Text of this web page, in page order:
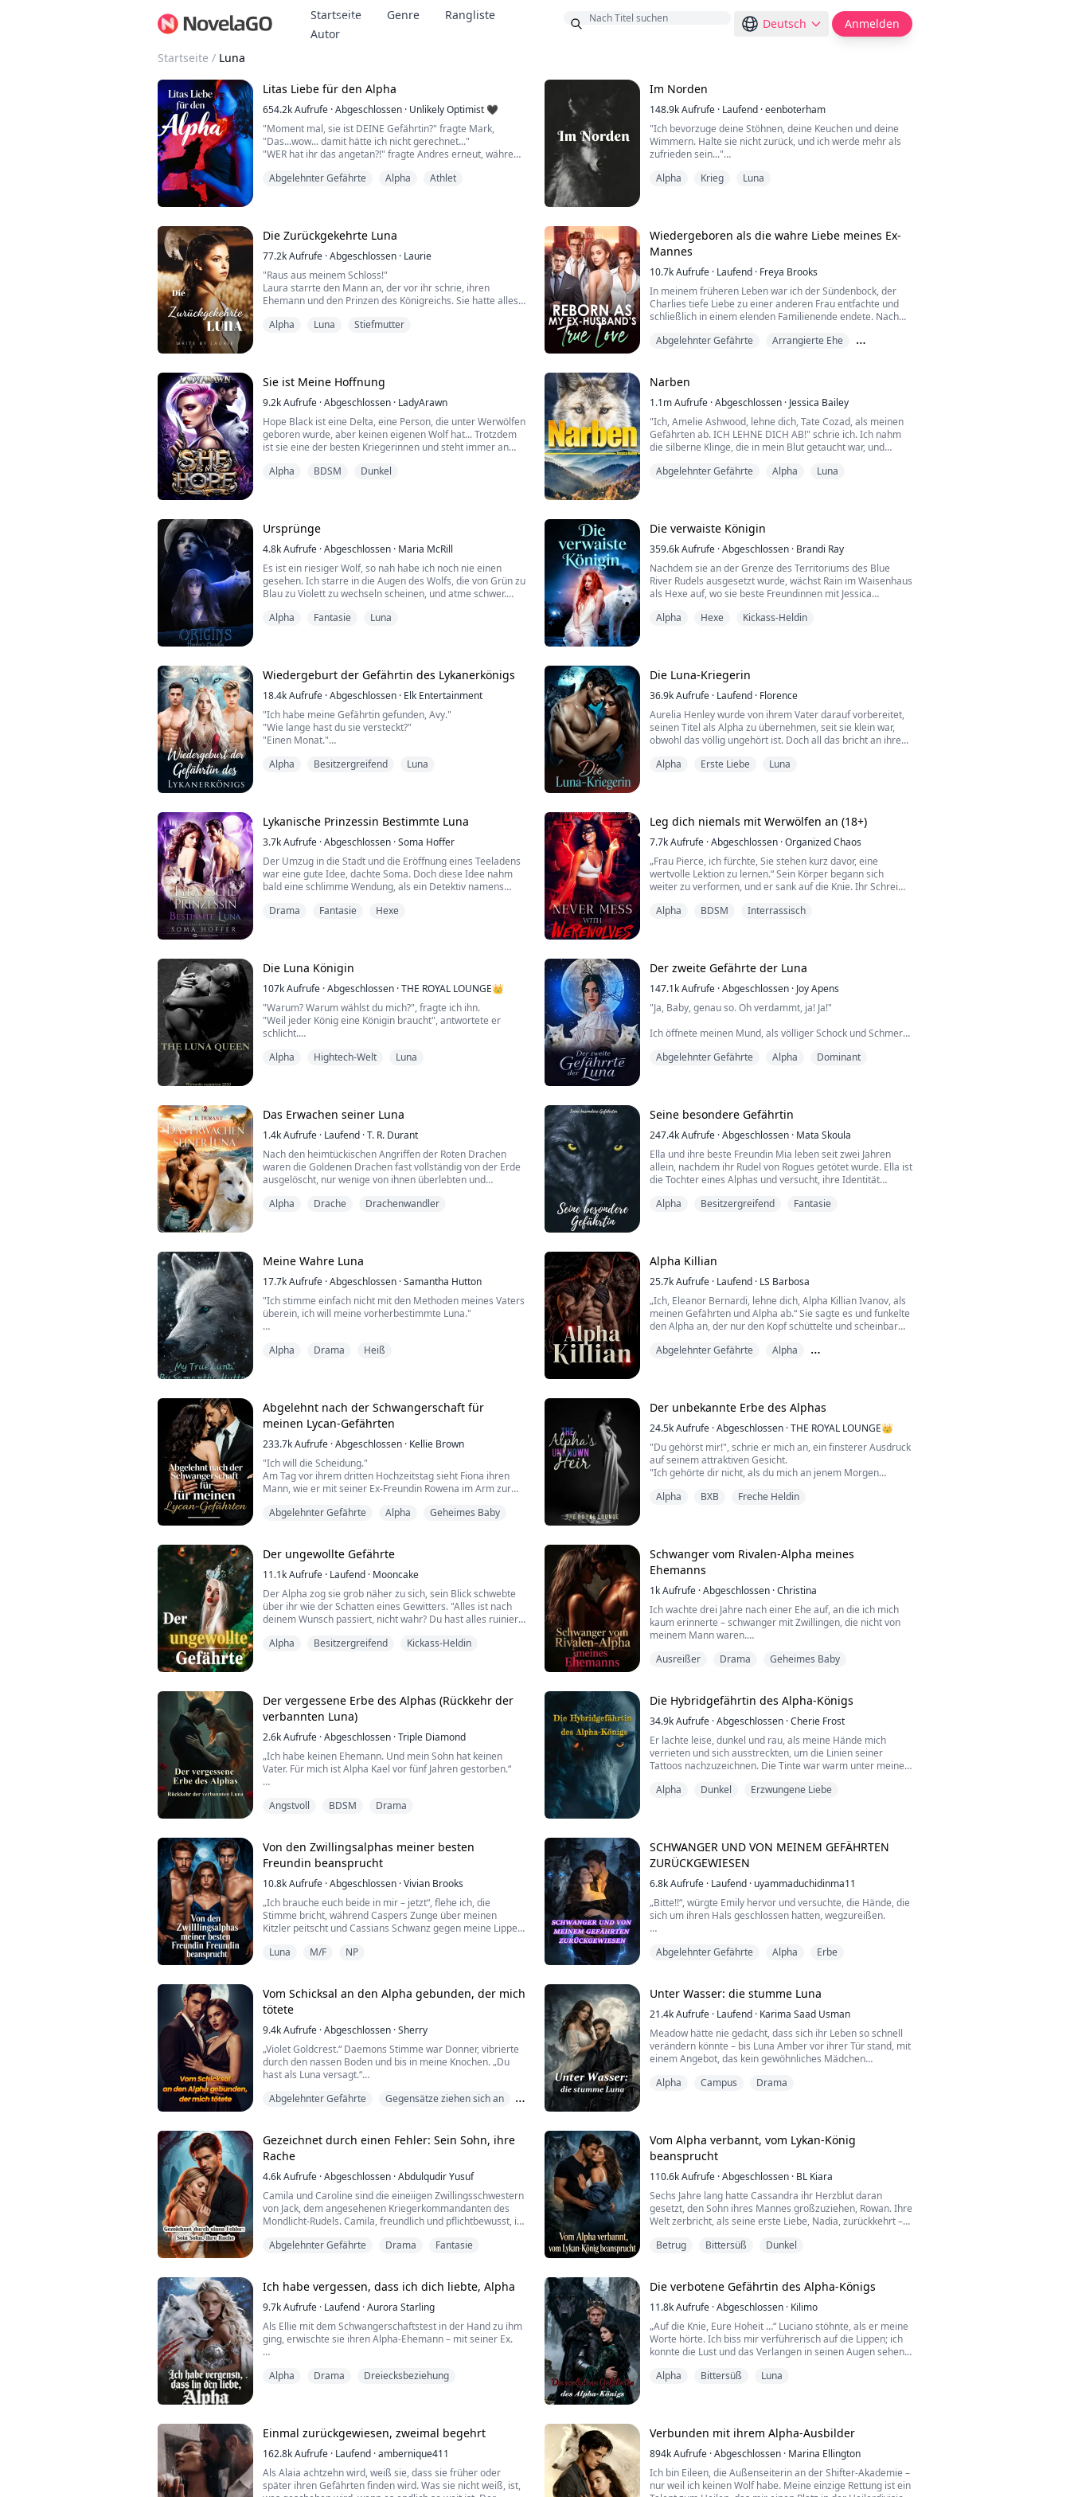
Startseite Genre
Rangliste
Autor
Bonus Deutsch Anmelden
Startseite / Luna
Litas Liebe für den Alpha
654.2kAufrufe ·Abgeschlossen · Unlikely Optimist 🖤
"Moment mal, sie ist DEINE Gefährtin?" fragte Mark,
"Das...wow... damit hätte ich nicht gerechnet..."
"WER hat ihr das angetan?!" fragte Andres erneut, während
Ihre Verletzungen wurden mit jeder Minute dunkler.
"Ich habe den Arzt gerufen. Denkst du, es ist innere
Blutung?"
Stace ...
Abgelehnter Gefährte Alpha Athlet
Im Norden
148.9kAufrufe · Laufend ·eenboterham
"Ich bevorzuge deine Stöhnen, deine Keuchen und deine
Wimmern. Halte sie nicht zurück, und ich werde mehr als
zufrieden sein..."
und spielen mit den Enden. Seine Hände gleiten meinen
Alpha Krieg Luna
Die Zurückgekehrte Luna
77.2kAufrufe ·Abgeschlossen · Laurie
"Raus aus meinem Schloss!"
Laura starrte den Mann an, der vor ihr schrie, ihren
Ehemann und den Prinzen des Königreichs. Sie hatte alles
trotzdem. Denn sie war nicht seine Gefährtin.
Jetzt ist sie nicht me...
Alpha Luna Stiefmutter
Wiedergeboren als die wahre Liebe meines Ex-
Mannes
10.7kAufrufe · Laufend · Freya Brooks
In meinem früheren Leben war ich der Sündenbock, der
Charlies tiefe Liebe zu einer anderen Frau entfachte und
schließlich in einem elenden Familienende endete. Nach
darauf zu warten, dass Peiheng die Scheidung einreicht.
Leben kaum n...
Abgelehnter Gefährte
Arrangierte Ehe
Sie ist Meine Hoffnung
9.2kAufrufe ·Abgeschlossen · LadyArawn
Hope Black ist eine Delta, eine Person, die unter Werwölfen
geboren wurde, aber keinen eigenen Wolf hat... Trotzdem
ist sie eine der besten Kriegerinnen und steht immer an
Mit der Chance, im großen königlichen Lykaner-Schloss zu
Alpha BDSM Dunkel
Narben
1.1mAufrufe ·Abgeschlossen · Jessica Bailey
"Ich, Amelie Ashwood, lehne dich, Tate Cozad, als meinen
Gefährten ab. ICH LEHNE DICH AB!" schrie ich. Ich nahm
die silberne Klinge, die in mein Blut getaucht war, und
Nach Jahren zusammen st...
Abgelehnter Gefährte Alpha Luna
Ursprünge
4.8kAufrufe ·Abgeschlossen · Maria McRill
Es ist ein riesiger Wolf, so nah habe ich noch nie einen
gesehen. Ich starre in die Augen des Wolfs, die von Grün zu
Blau zu Violett zu wechseln scheinen, und atme schwer.
mir eigentlich egal. Fast hoffe ich, dass der Wolf mir diesen
"Du wirst mich dazu bringen, m...
Alpha Fantasie Luna
Die verwaiste Königin
359.6kAufrufe ·Abgeschlossen · Brandi Ray
Nachdem sie an der Grenze des Territoriums des Blue
River Rudels ausgesetzt wurde, wächst Rain im Waisenhaus
als Hexe auf, wo sie beste Freundinnen mit Jessica
Jessicas siebzehntem Geburtstag erzählt Jessica Rain, dass
Alpha Hexe Kickass-Heldin
Wiedergeburt der Gefährtin des Lykanerkönigs
18.4kAufrufe ·Abgeschlossen · Elk Entertainment
"Ich habe meine Gefährtin gefunden, Avy."
"Wie lange hast du sie versteckt?"
"Einen Monat."
mich zu informieren!"
gehen oder bleiben kann, also muss ich sie vor jeglichem
Schaden ...
Alpha Besitzergreifend Luna
Die Luna-Kriegerin
36.9kAufrufe · Laufend · Florence
Aurelia Henley wurde von ihrem Vater darauf vorbereitet,
seinen Titel als Alpha zu übernehmen, seit sie klein war,
obwohl das völlig ungehört ist. Doch all das bricht an ihrem
nur in dem Glauben gelassen hat. Stattdessen hat er sie zu
Alpha Erste Liebe Luna
Lykanische Prinzessin Bestimmte Luna
3.7kAufrufe ·Abgeschlossen ·Soma Hoffer
Der Umzug in die Stadt und die Eröffnung eines Teeladens
war eine gute Idee, dachte Soma. Doch diese Idee nahm
bald eine schlimme Wendung, als ein Detektiv namens
zwischen ihm und Oliver Stone, dem Alpha des Blood Moon
Drama Fantasie Hexe
Leg dich niemals mit Werwölfen an (18+)
7.7kAufrufe ·Abgeschlossen ·Organized Chaos
„Frau Pierce, ich fürchte, Sie stehen kurz davor, eine
wertvolle Lektion zu lernen.“ Sein Körper begann sich
weiter zu verformen, und er sank auf die Knie. Ihr Schrei
weiterging. Ein großer schwarzer Wolf stand auf allen vier
Alpha BDSM Interrassisch
Die Luna Königin
107kAufrufe ·Abgeschlossen ·THE ROYAL LOUNGE👑
"Warum? Warum wählst du mich?", fragte ich ihn.
"Weil jeder König eine Königin braucht", antwortete er
schlicht.
"Stell meine Autorität nicht in Frage", knurrte er mich an.
Daphne Rosen ist eine freimütige und verrückte
Zweiundzwanzigjähri...
Alpha Hightech-Welt Luna
Der zweite Gefährte der Luna
147.1kAufrufe ·Abgeschlossen · Joy Apens
"Ja, Baby, genau so. Oh verdammt, ja! Ja!"
Ich öffnete meinen Mund, als völliger Schock und Schmerz
Stiefschwester in unserer Hochzeitsnacht. Heiße Tränen
Larissa, die angesehene Luna des Tokenmond-Rudels,
hatte alles. Einen liebevollen Ehemann und ein...
Abgelehnter Gefährte Alpha Dominant
Das Erwachen seiner Luna
1.4kAufrufe · Laufend ·T. R. Durant
Nach den heimtückischen Angriffen der Roten Drachen
waren die Goldenen Drachen fast vollständig von der Erde
ausgelöscht, nur wenige von ihnen überlebten und
Feinde ertragen.
aus ...
Alpha Drache Drachenwandler
Seine besondere Gefährtin
247.4kAufrufe ·Abgeschlossen · Mata Skoula
Ella und ihre beste Freundin Mia leben seit zwei Jahren
allein, nachdem ihr Rudel von Rogues getötet wurde. Ella ist
die Tochter eines Alphas und versucht, ihre Identität
Gefährten, und er führt sie zu seinem Rudel. Was wird dort
Alpha Besitzergreifend Fantasie
Meine Wahre Luna
17.7kAufrufe ·Abgeschlossen ·Samantha Hutton
"Ich stimme einfach nicht mit den Methoden meines Vaters
überein, ich will meine vorherbestimmte Luna."
Amelia ist eine Waise, ihre Eltern sind fort und haben sie
kaum, doch sie ahnt nicht, dass sich...
Alpha Drama Heiß
Alpha Killian
25.7kAufrufe · Laufend · LS Barbosa
„Ich, Eleanor Bernardi, lehne dich, Alpha Killian Ivanov, als
meinen Gefährten und Alpha ab.“ Sie sagte es und funkelte
den Alpha an, der nur den Kopf schüttelte und scheinbar
Er ging auf sie zu, seine Augen fest auf sie gerichtet, wie
Abgelehnter Gefährte
Alpha
Abgelehnt nach der Schwangerschaft für
meinen Lycan-Gefährten
233.7kAufrufe ·Abgeschlossen · Kellie Brown
"Ich will die Scheidung."
Am Tag vor ihrem dritten Hochzeitstag sieht Fiona ihren
Mann, wie er mit seiner Ex-Freundin Rowena im Arm zur
Am Boden zerstört, lehnt Fiona Micah, ihren Mann, ihren
Zu Fionas Überraschung jedoch dreht Micah nach der
Zurückweisung durch und su...
Abgelehnter Gefährte Alpha Geheimes Baby
Der unbekannte Erbe des Alphas
24.5kAufrufe ·Abgeschlossen ·THE ROYAL LOUNGE👑
"Du gehörst mir!", schrie er mich an, ein finsterer Ausdruck
auf seinem attraktiven Gesicht.
"Ich gehörte dir nicht, als du mich an jenem Morgen
aber ich scheiterte kläglich. Ein kleines Lächeln huschte
Alpha BXB Freche Heldin
Der ungewollte Gefährte
11.1kAufrufe · Laufend · Mooncake
Der Alpha zog sie grob näher zu sich, sein Blick schwebte
über ihr wie der Schatten eines Gewitters. "Alles ist nach
deinem Wunsch passiert, nicht wahr? Du hast alles ruiniert!
gebracht, mein Rudel in Gefahr zu bringen!" fauchte er.
"I-Ich entschuldige mich,...
Alpha Besitzergreifend Kickass-Heldin
Schwanger vom Rivalen-Alpha meines
Ehemanns
1kAufrufe ·Abgeschlossen ·Christina
Ich wachte drei Jahre nach einer Ehe auf, an die ich mich
kaum erinnerte – schwanger mit Zwillingen, die nicht von
meinem Mann waren.
Diese Worte hätten mich zerstören müssen, doch die
mich in einem Hotelzimmer mit einem Fremden arrangiert,
weil Alexander Cross selbst keine Kinder zeu...
Ausreißer Drama Geheimes Baby
Der vergessene Erbe des Alphas (Rückkehr der
verbannten Luna)
2.6kAufrufe ·Abgeschlossen ·Triple Diamond
„Ich habe keinen Ehemann. Und mein Sohn hat keinen
Vater. Für mich ist Alpha Kael vor fünf Jahren gestorben.“
verstoßen, während sie schwanger war. Man brandmarkte
Er entschied sich, einer niederträchtigen Lüge zu glauben –
st...
Angstvoll BDSM Drama
Die Hybridgefährtin des Alpha-Königs
34.9kAufrufe ·Abgeschlossen ·Cherie Frost
Er lachte leise, dunkel und rau, als meine Hände mich
verrieten und sich ausstreckten, um die Linien seiner
Tattoos nachzuzeichnen. Die Tinte war warm unter meinen
kantig, andere fließend wie Wasser. Ich folgte dem Weg
Alpha Dunkel Erzwungene Liebe
Von den Zwillingsalphas meiner besten
Freundin beansprucht
10.8kAufrufe ·Abgeschlossen ·Vivian Brooks
„Ich brauche euch beide in mir – jetzt“, flehe ich, die
Stimme bricht, während Caspers Zunge über meinen
Kitzler peitscht und Cassians Schwanz gegen meine Lippen
Ich packe sie fester und streichle sie im gleichen Takt. „Ich
werde tropfnass, wenn ich nur an euch denke – an euch
beide.“
Cassian k...
Luna M/F NP
SCHWANGER UND VON MEINEM GEFÄHRTEN
ZURÜCKGEWIESEN
6.8kAufrufe · Laufend · uyammaduchidinma11
„Bitte!!“, würgte Emily hervor und versuchte, die Hände, die
sich um ihren Hals geschlossen hatten, wegzureißen.
sich sein Griff um ihren Hals noch fester schloss. Es
wonach es aussieht.“
Doch sein kalter Bl...
Abgelehnter Gefährte Alpha Erbe
Vom Schicksal an den Alpha gebunden, der mich
tötete
9.4kAufrufe ·Abgeschlossen ·Sherry
„Violet Goldcrest.“ Daemons Stimme war Donner, vibrierte
durch den nassen Boden und bis in meine Knochen. „Du
hast als Luna versagt.“
Ich kniete im Schlamm, die Qual der Zurückweisung riss
„Ich, Daemon Blackwood“, intonierte er kalt, „weise dich als
meine Gefährtin zurück.“
Ich hatte ihn zehn Jahre lang g...
Abgelehnter Gefährte
Gegensätze ziehen sich an
Unter Wasser: die stumme Luna
21.4kAufrufe · Laufend · Karima Saad Usman
Meadow hätte nie gedacht, dass sich ihr Leben so schnell
verändern könnte – bis Luna Amber vor ihrer Tür stand, mit
einem Angebot, das kein gewöhnliches Mädchen
des Rudels.
Trotz des Misstrauens, das an dem Vorschlag haftete,
erlaubte M...
Alpha Campus Drama
Gezeichnet durch einen Fehler: Sein Sohn, ihre
Rache
4.6kAufrufe ·Abgeschlossen ·Abdulqudir Yusuf
Camila und Caroline sind die eineiigen Zwillingsschwestern
von Jack, dem angesehenen Kriegerkommandanten des
Mondlicht-Rudels. Camila, freundlich und pflichtbewusst, ist
Luna auserwählt wurde.
ihrer Schwester.
In der Nacht der Markierungszeremonie, überwältigt von
Lust und betrun...
Abgelehnter Gefährte Drama Fantasie
Vom Alpha verbannt, vom Lykan-König
beansprucht
110.6kAufrufe ·Abgeschlossen · BL Kiara
Sechs Jahre lang hatte Cassandra ihr Herzblut daran
gesetzt, den Sohn ihres Mannes großzuziehen, Rowan. Ihre
Welt zerbricht, als seine erste Liebe, Nadia, zurückkehrt –
ist.
gnadenloser Härte.
Um ihren Luna-Titel gebracht, wird sie ...
Betrug Bittersüß Dunkel
Ich habe vergessen, dass ich dich liebte, Alpha
9.7kAufrufe · Laufend ·Aurora Starling
Als Ellie mit dem Schwangerschaftstest in der Hand zu ihm
ging, erwischte sie ihren Alpha-Ehemann – mit seiner Ex.
Mutter meines Kindes wird. Sie ist nur eine Leihmutter!“
Ihre Freundin sagte: „Du hättest für diesen Mann beinahe
alles aufg...
Alpha Drama Dreiecksbeziehung
Die verbotene Gefährtin des Alpha-Königs
11.8kAufrufe ·Abgeschlossen · Kilimo
„Auf die Knie, Eure Hoheit …“ Luciano stöhnte, als er meine
Worte hörte. Ich biss mir verführerisch auf die Lippen; ich
konnte die Lust und das Verlangen in seinen Augen sehen.
„Verdammt! Verwöhntes Gör!“ Er fluchte leise und packte
Hazel hatte alles, was eine Frau sich jemals wünschen
würde: einen liebevollen, fürs...
Alpha Bittersüß Luna
Einmal zurückgewiesen, zweimal begehrt
162.8kAufrufe · Laufend ·ambernique411
Als Alaia achtzehn wird, weiß sie, dass sie früher oder
später ihren Gefährten finden wird. Was sie nicht weiß, ist,
Verbunden mit ihrem Alpha-Ausbilder
894kAufrufe ·Abgeschlossen · Marina Ellington
Ich bin Eileen, die Außenseiterin an der Shifter-Akademie –
nur weil ich keinen Wolf habe. Meine einzige Rettung ist ein